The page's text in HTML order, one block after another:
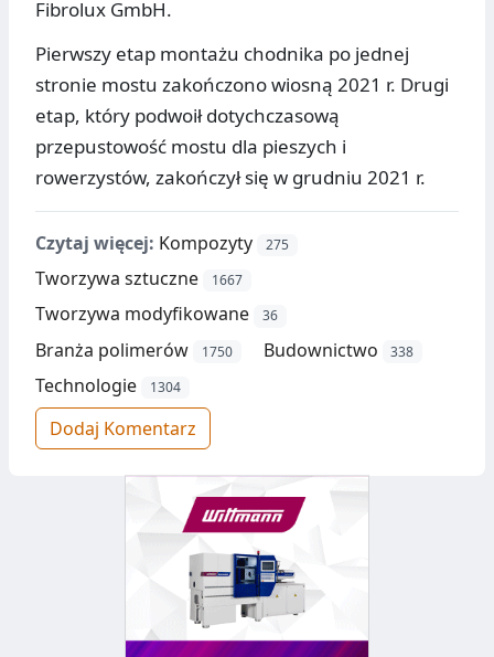
Fibrolux GmbH.
Pierwszy etap montażu chodnika po jednej
stronie mostu zakończono wiosną 2021 r. Drugi
etap, który podwoił dotychczasową
przepustowość mostu dla pieszych i
rowerzystów, zakończył się w grudniu 2021 r.
Czytaj więcej: Kompozyty 275
Tworzywa sztuczne 1667
Tworzywa modyfikowane 36
Branża polimerów 1750 Budownictwo 338
Technologie 1304
Dodaj Komentarz